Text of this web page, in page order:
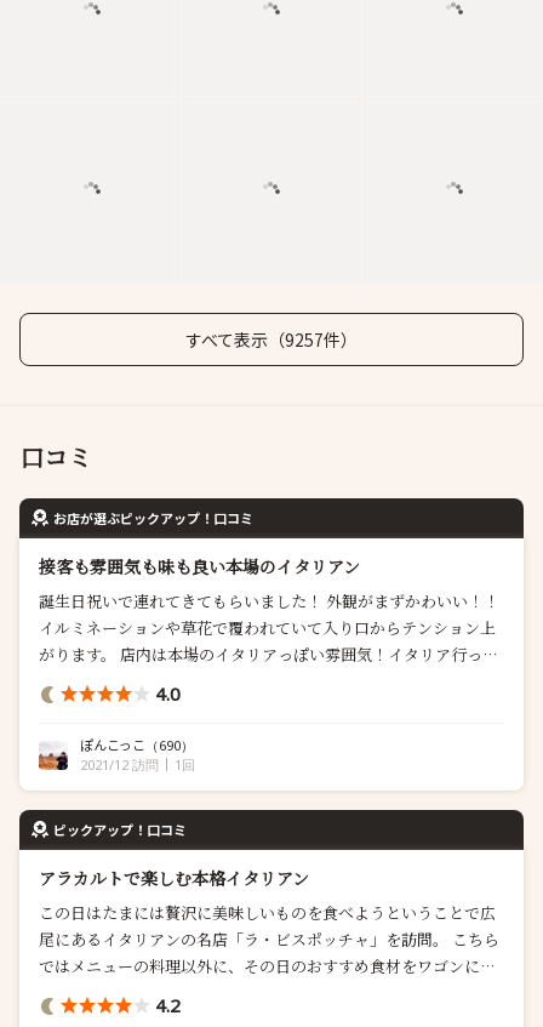
すべて表示（9257件）
口コミ
お店が選ぶピックアップ！口コミ
接客も雰囲気も味も良い本場のイタリアン
誕生日祝いで連れてきてもらいました！ 外観がまずかわいい！！
イルミネーションや草花で覆われていて入り口からテンション上
がります。 店内は本場のイタリアっぽい雰囲気！イタリア行った
ことないけどw ちょうどよく活気もあって友達ときても楽しい
し、お祝いでもきても楽しめる感じです。 まずは本日の食材を見
せてくれ、メニューにないお料理を紹介してくれます。食べたい
食材から好きにアレンジもできるそう。...
4.0
ぽんこっこ （690）
2021/12 訪問
1回
ピックアップ！口コミ
アラカルトで楽しむ本格イタリアン
この日はたまには贅沢に美味しいものを食べようということで広
尾にあるイタリアンの名店「ラ・ビスポッチャ」を訪問。 こちら
ではメニューの料理以外に、その日のおすすめ食材をワゴンに乗
せて持ってきて調理法を丁寧に説明してくれる。普段は見ない高
級食材や珍しい食材を前についつい頼み過ぎたくなってしまう
4.2